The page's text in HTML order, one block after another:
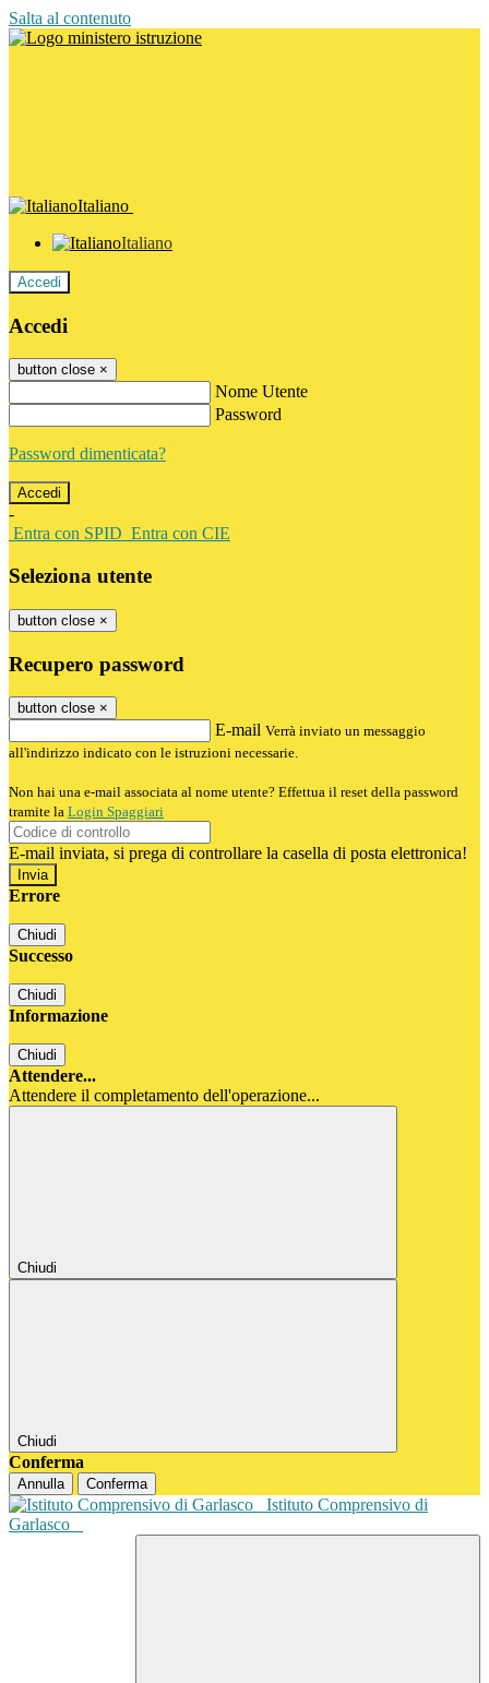
Salta al contenuto
Italiano
Italiano
Accedi
Accedi
button close ×
Nome Utente
Password
Password dimenticata?
-
Entra con SPID Entra con CIE
Seleziona utente
button close ×
Recupero password
button close ×
E-mail Verrà inviato un messaggio
all'indirizzo indicato con le istruzioni necessarie.
Non hai una e-mail associata al nome utente? Effettua il reset della password
tramite la Login Spaggiari
E-mail inviata, si prega di controllare la casella di posta elettronica!
Errore
Chiudi
Successo
Chiudi
Informazione
Chiudi
Attendere...
Attendere il completamento dell'operazione...
Chiudi
Chiudi
Conferma
Annulla Conferma
Istituto Comprensivo di
Garlasco